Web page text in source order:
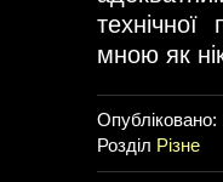
мною як
Опубліковано:
Розділ Різне